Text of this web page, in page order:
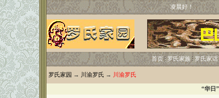
凌晨好！
首页 罗氏家族 罗氏家话
罗氏家园 → 川渝罗氏 → 川渝罗氏
“华日